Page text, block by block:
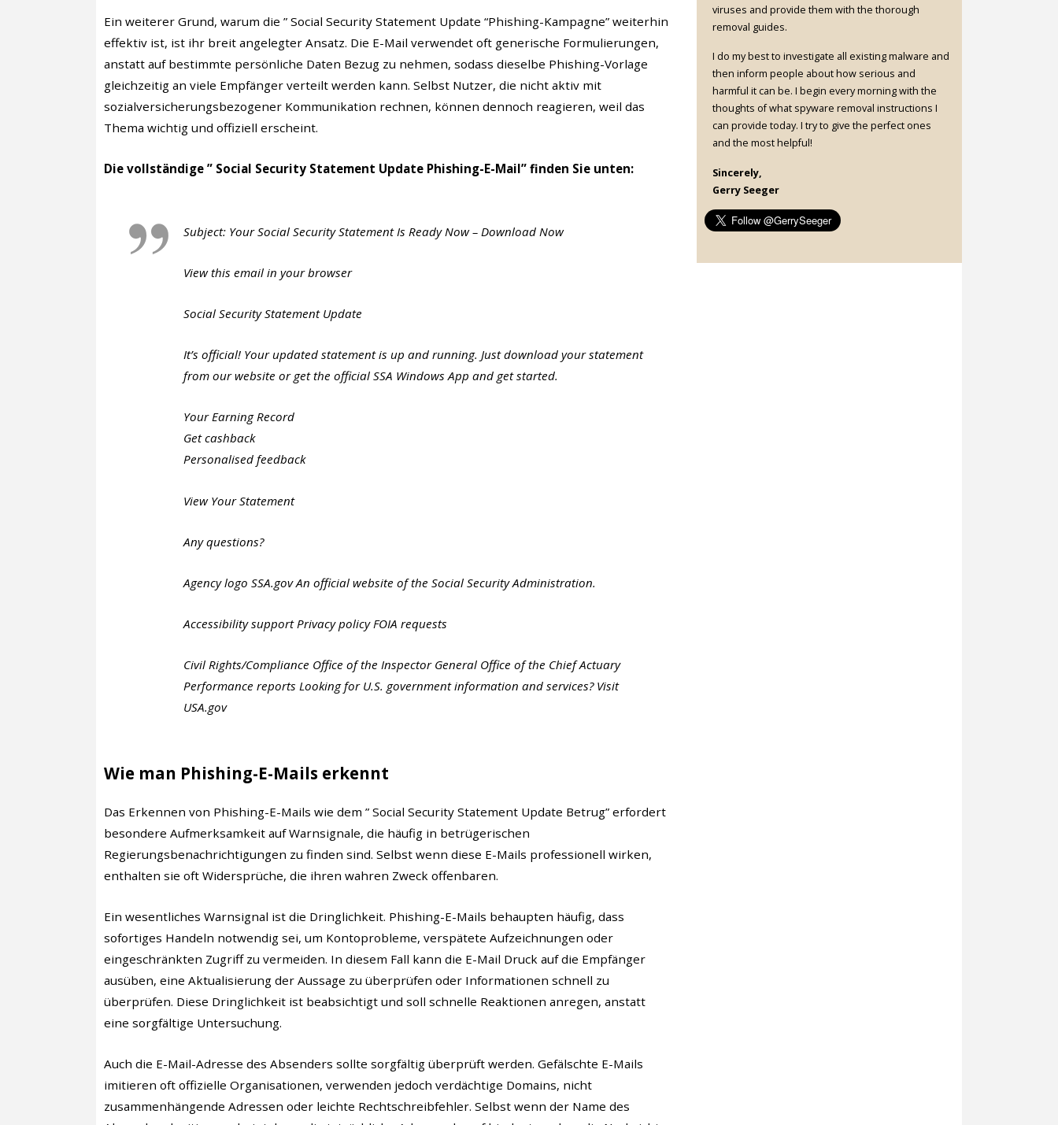
Ein weiterer Grund, warum die ” Social Security Statement Update “Phishing-Kampagne” weiterhin
effektiv ist, ist ihr breit angelegter Ansatz. Die E-Mail verwendet oft generische Formulierungen,
anstatt auf bestimmte persönliche Daten Bezug zu nehmen, sodass dieselbe Phishing-Vorlage
gleichzeitig an viele Empfänger verteilt werden kann. Selbst Nutzer, die nicht aktiv mit
sozialversicherungsbezogener Kommunikation rechnen, können dennoch reagieren, weil das
Thema wichtig und offiziell erscheint.
Die vollständige ” Social Security Statement Update Phishing-E-Mail” finden Sie unten:
Subject: Your Social Security Statement Is Ready Now – Download Now
View this email in your browser
Social Security Statement Update
It’s official! Your updated statement is up and running. Just download your statement
from our website or get the official SSA Windows App and get started.
Your Earning Record
Get cashback
Personalised feedback
View Your Statement
Any questions?
Agency logo SSA.gov An official website of the Social Security Administration.
Accessibility support Privacy policy FOIA requests
Civil Rights/Compliance Office of the Inspector General Office of the Chief Actuary
Performance reports Looking for U.S. government information and services? Visit
USA.gov
Wie man Phishing-E-Mails erkennt
Das Erkennen von Phishing-E-Mails wie dem ” Social Security Statement Update Betrug” erfordert
besondere Aufmerksamkeit auf Warnsignale, die häufig in betrügerischen
Regierungsbenachrichtigungen zu finden sind. Selbst wenn diese E-Mails professionell wirken,
enthalten sie oft Widersprüche, die ihren wahren Zweck offenbaren.
Ein wesentliches Warnsignal ist die Dringlichkeit. Phishing-E-Mails behaupten häufig, dass
sofortiges Handeln notwendig sei, um Kontoprobleme, verspätete Aufzeichnungen oder
eingeschränkten Zugriff zu vermeiden. In diesem Fall kann die E-Mail Druck auf die Empfänger
ausüben, eine Aktualisierung der Aussage zu überprüfen oder Informationen schnell zu
überprüfen. Diese Dringlichkeit ist beabsichtigt und soll schnelle Reaktionen anregen, anstatt
eine sorgfältige Untersuchung.
Auch die E-Mail-Adresse des Absenders sollte sorgfältig überprüft werden. Gefälschte E-Mails
imitieren oft offizielle Organisationen, verwenden jedoch verdächtige Domains, nicht
zusammenhängende Adressen oder leichte Rechtschreibfehler. Selbst wenn der Name des
viruses and provide them with the thorough
removal guides.
I do my best to investigate all existing malware and
then inform people about how serious and
harmful it can be. I begin every morning with the
thoughts of what spyware removal instructions I
can provide today. I try to give the perfect ones
and the most helpful!
Sincerely,
Gerry Seeger